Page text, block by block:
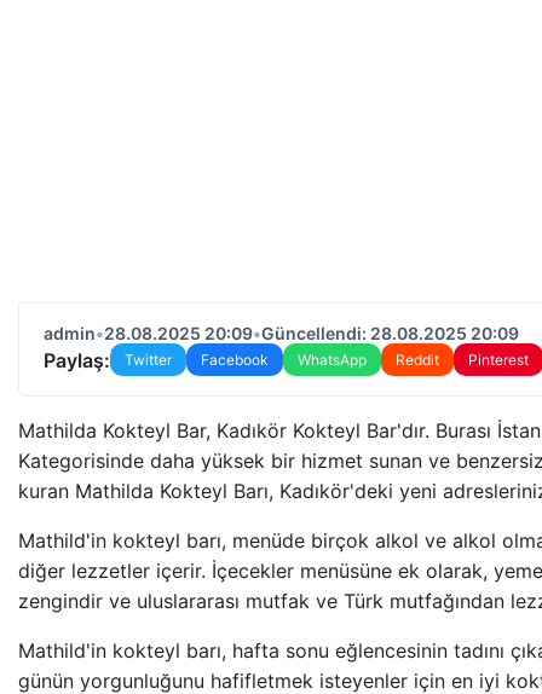
admin•28.08.2025 20:09•Güncellendi: 28.08.2025 20:09
Paylaş: Twitter Facebook WhatsApp Reddit Pinterest
Mathilda Kokteyl Bar, Kadıkör Kokteyl Bar'dır. Burası
Kategorisinde daha yüksek bir hizmet sunan ve
kuran Mathilda Kokteyl Barı, Kadıkör'deki yeni
Mathild'in kokteyl barı, menüde birçok alkol ve alkol
diğer lezzetler içerir. İçecekler menüsüne ek olarak,
zengindir ve uluslararası mutfak ve Türk mutfağından
Mathild'in kokteyl barı, hafta sonu eğlencesinin tadını
günün yorgunluğunu hafifletmek isteyenler için en iyi